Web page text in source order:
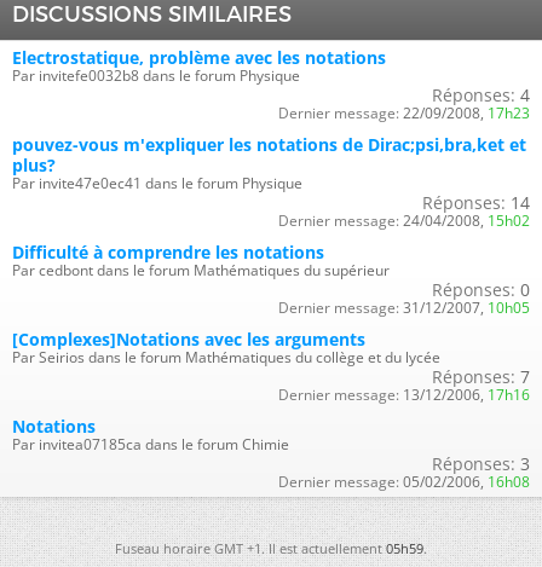
DISCUSSIONS SIMILAIRES
Electrostatique, problème avec les notations
Par invitefe0032b8 dans le forum Physique
Réponses: 4
Dernier message: 22/09/2008, 17h23
pouvez-vous m'expliquer les notations de Dirac;psi,bra,ket et
plus?
Par invite47e0ec41 dans le forum Physique
Réponses: 14
Dernier message: 24/04/2008, 15h02
Difficulté à comprendre les notations
Par cedbont dans le forum Mathématiques du supérieur
Réponses: 0
Dernier message: 31/12/2007, 10h05
[Complexes]Notations avec les arguments
Par Seirios dans le forum Mathématiques du collège et du lycée
Réponses: 7
Dernier message: 13/12/2006, 17h16
Notations
Par invitea07185ca dans le forum Chimie
Réponses: 3
Dernier message: 05/02/2006, 16h08
Fuseau horaire GMT +1. Il est actuellement05h59.